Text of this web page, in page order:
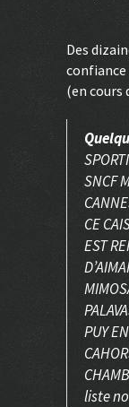
Des
confiance
(en cours
SNCF
CE
EST
PUY
liste